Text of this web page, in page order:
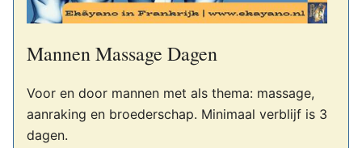
Mannen Massage Dagen
Voor en door mannen met als thema: massage,
aanraking en broederschap. Minimaal verblijf is 3
dagen.